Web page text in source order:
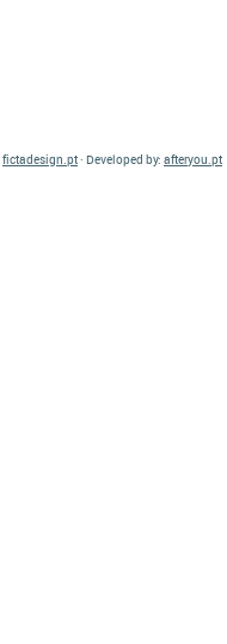
fictadesign.pt· Developed by: afteryou.pt